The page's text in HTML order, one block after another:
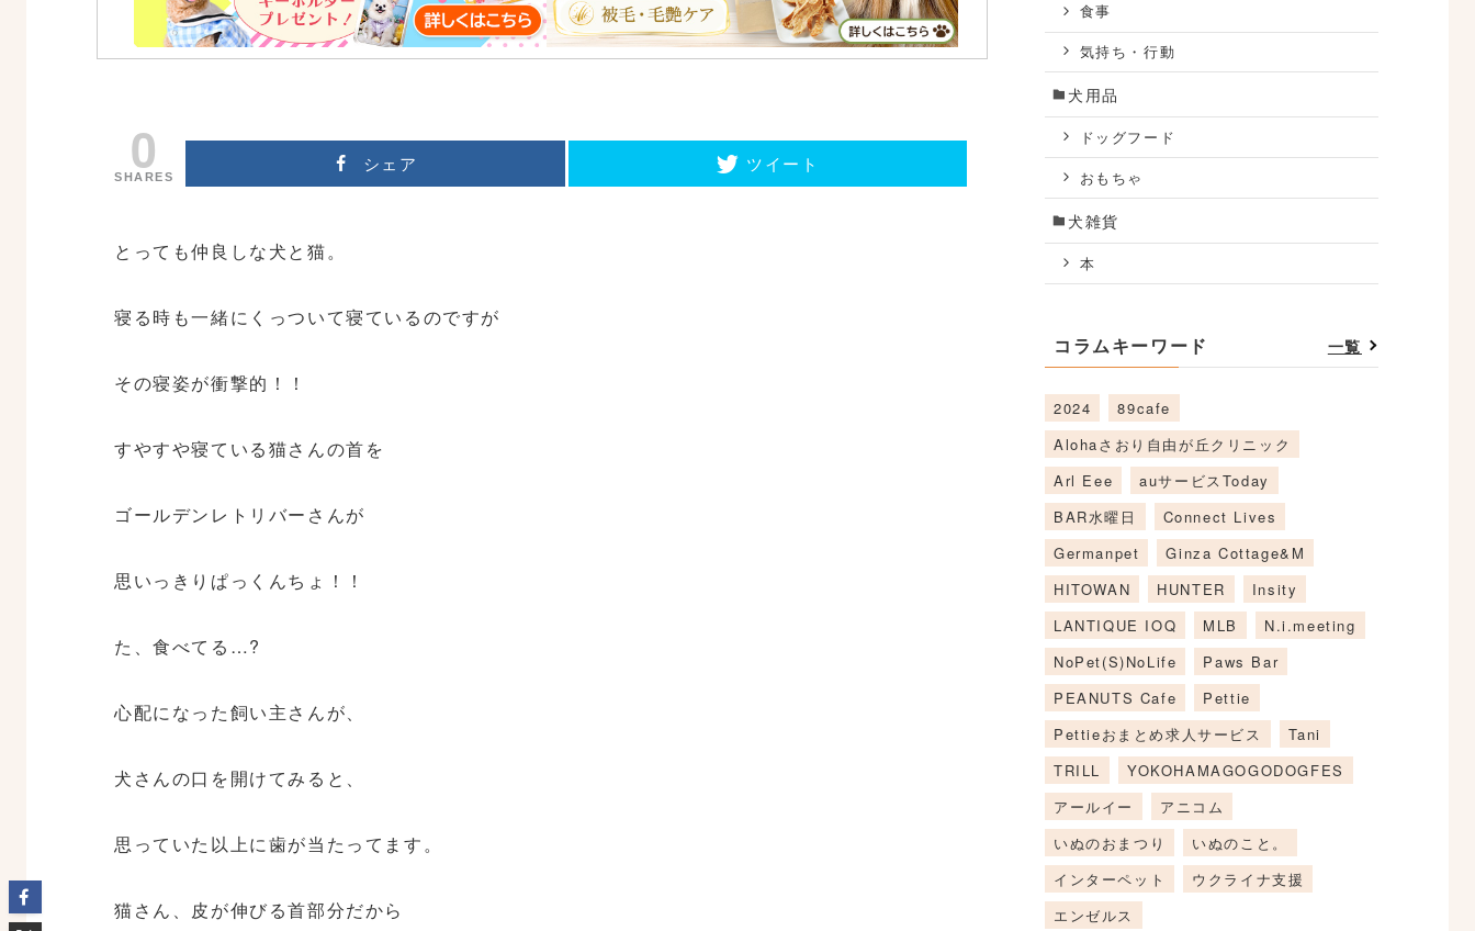
0
SHARES
シェア ツイート
とっても仲良しな犬と猫。
寝る時も一緒にくっついて寝ているのですが
その寝姿が衝撃的！！
すやすや寝ている猫さんの首を
ゴールデンレトリバーさんが
思いっきりぱっくんちょ！！
た、食べてる…?
心配になった飼い主さんが、
犬さんの口を開けてみると、
思っていた以上に歯が当たってます。
猫さん、皮が伸びる首部分だから
食事
気持ち・行動
犬用品
ドッグフード
おもちゃ
犬雑貨
本
コラムキーワード 一覧
2024
89cafe
Alohaさおり自由が丘クリニック
Arl Eee
auサービスToday
BAR水曜日
Connect Lives
Germanpet
Ginza Cottage&M
HITOWAN
HUNTER
Insity
LANTIQUE IOQ
MLB
N.i.meeting
NoPet(S)NoLife
Paws Bar
PEANUTS Cafe
Pettie
Pettieおまとめ求人サービス
Tani
TRILL
YOKOHAMAGOGODOGFES
アールイー
アニコム
いぬのおまつり
いぬのこと。
インターペット
ウクライナ支援
エンゼルス